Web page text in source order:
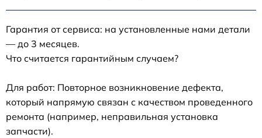
Гарантия от сервиса: на установленные нами детали
— до 3 месяцев.
Что считается гарантийным случаем?
Для работ: Повторное возникновение дефекта,
который напрямую связан с качеством проведенного
ремонта (например, неправильная установка
запчасти).